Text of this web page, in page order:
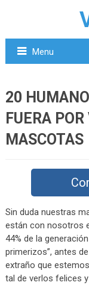
Menu
20
FUERA
MASCOTAS
Sin duda nuestras
están con nosotros
44% de la
primerizos”, antes
extraño que
tal de verlos felices